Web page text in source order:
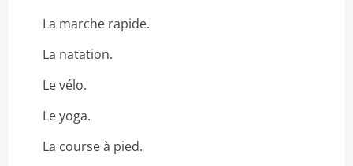
La marche rapide.
La natation.
Le vélo.
Le yoga.
La course à pied.